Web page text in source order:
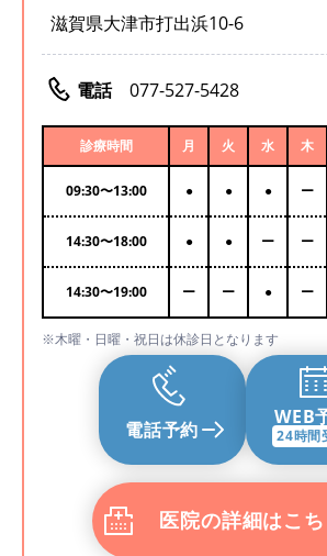
滋賀県大津市打出浜10-6
電話 077-527-5428
診療時間 月 火 水 木
09:30〜13:00 ● ● ● ー
14:30〜18:00 ● ● ー ー
14:30〜19:00 ー ー ● ー
※木曜・日曜・祝日は休診日となります
電話予約
WEB
24時間
医院の詳細はこち